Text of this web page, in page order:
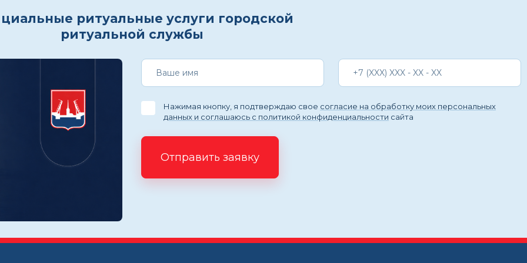
ритуальные услуги городской
ритуальной службы
Нажимая кнопку, я подтверждаю свое согласие на обработку моих персональных
данных и соглашаюсь с политикой конфиденциальности сайта
Отправить заявку